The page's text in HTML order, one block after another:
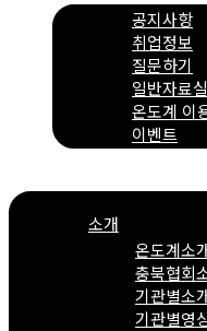
공지사항
취업정보
질문하기
일반자료실
온도계 이
이벤트
소개
온도계소
충북협회
기관별소
기관별영